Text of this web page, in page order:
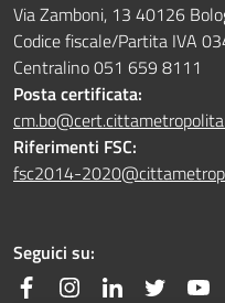
Via Zamboni, 13 40126
Codice fiscale/Partita IVA
Centralino 051 659 8111
Posta certificata:
Riferimenti FSC:
fsc2014-
Seguici su:
FacebookInstagramLinkedin Twitter